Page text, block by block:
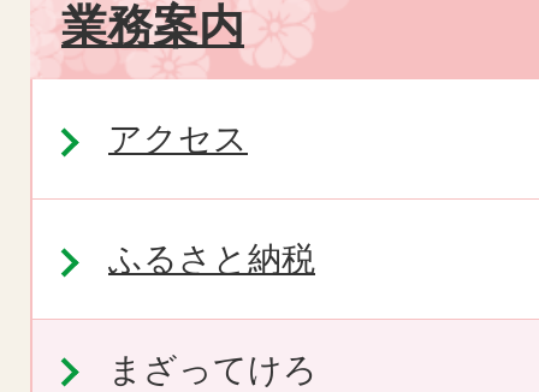
業務案内
アクセス
ふるさと納税
まざってけろ